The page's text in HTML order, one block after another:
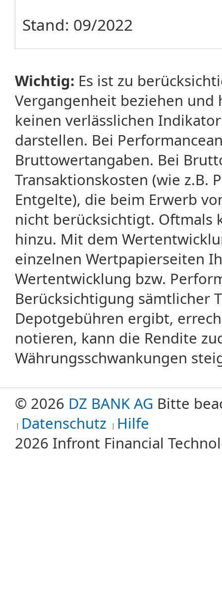
Stand: 09/2022
Wichtig: Es ist zu
Vergangenheit beziehen
keinen verlässlichen
darstellen. Bei
Bruttowertangaben. Bei
Transaktionskosten (wie z.B.
Entgelte), die beim Erwerb
nicht berücksichtigt. Oftmals
hinzu. Mit dem
einzelnen Wertpapierseiten
Wertentwicklung bzw.
Berücksichtigung sämtlicher
Depotgebühren ergibt,
notieren, kann die Rendite
Währungsschwankungen
© 2026 DZ BANK AG Bitte
Datenschutz Hilfe
2026 Infront Financial